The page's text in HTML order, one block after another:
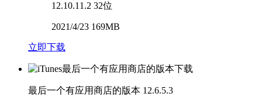
12.10.11.2 32位
2021/4/23 169MB
立即下载
最后一个有应用商店的版本 12.6.5.3